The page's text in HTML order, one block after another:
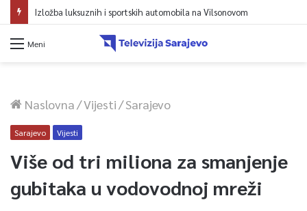
Izložba luksuznih i sportskih automobila na Vilsonovom
Meni
Naslovna/Vijesti/Sarajevo
Sarajevo Vijesti
Više od tri miliona za smanjenje
gubitaka u vodovodnoj mreži